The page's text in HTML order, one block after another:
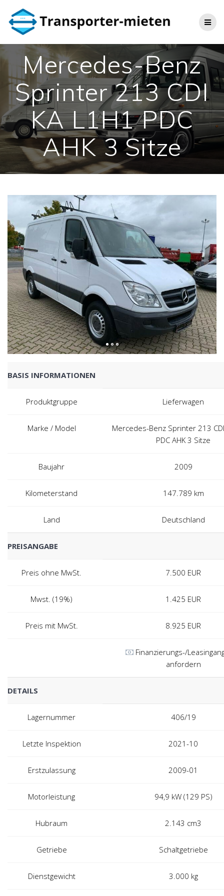
content
Mercedes-Benz
Sprinter 213 CDI
KA L1H1 PDC
AHK 3 Sitze
BASIS INFORMATIONEN
Produktgruppe Lieferwagen
Marke / Model
Mercedes-Benz Sprinter 213
PDC AHK 3 Sitze
Baujahr 2009
Kilometerstand 147.789 km
Land Deutschland
PREISANGABE
Preis ohne MwSt. 7.500 EUR
Mwst. (19%) 1.425 EUR
Preis mit MwSt. 8.925 EUR
Finanzierungs-/
anfordern
DETAILS
Lagernummer 406/19
Letzte Inspektion 2021-10
Erstzulassung 2009-01
Motorleistung 94,9 kW (129 PS)
Hubraum 2.143 cm3
Getriebe Schaltgetriebe
Dienstgewicht 3.000 kg